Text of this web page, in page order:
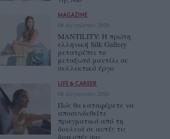
MAGAZINE
08 Αυγούστου 2026
MANTILITY: Η πρώτη
ελληνική Silk Gallery
μετατρέπει το
μεταξωτό μαντίλι σε
συλλεκτικό έργο
LIFE & CAREER
08 Αυγούστου 2026
Πώς θα καταφέρετε να
αποσυνδεθείτε
πραγματικά από τη
δουλειά σε αυτές τις
διακοπές σας